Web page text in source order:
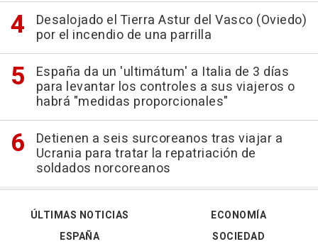
Desalojado el Tierra Astur del Vasco (Oviedo)
por el incendio de una parrilla
España da un 'ultimátum' a Italia de 3 días
para levantar los controles a sus viajeros o
habrá "medidas proporcionales"
Detienen a seis surcoreanos tras viajar a
Ucrania para tratar la repatriación de
soldados norcoreanos
ÚLTIMAS NOTICIAS
ESPAÑA
ECONOMÍA
SOCIEDAD